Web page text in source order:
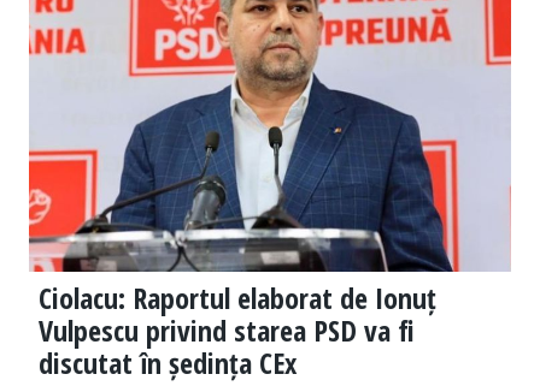
Ciolacu: Raportul elaborat de Ionuț
Vulpescu privind starea PSD va fi
discutat în ședința CEx